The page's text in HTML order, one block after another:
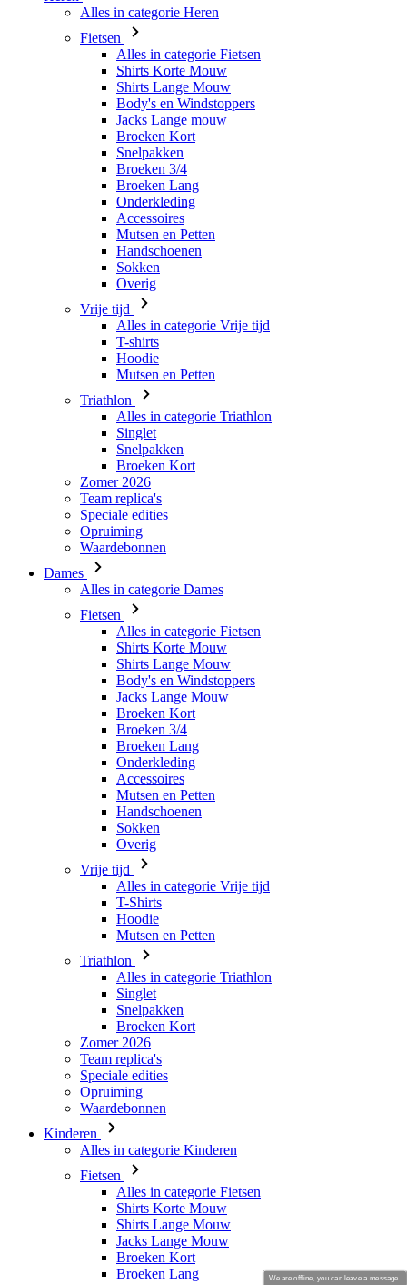
Shirts Lange Mouw
Body's en Windstoppers
Jacks Lange mouw
Broeken Kort
Snelpakken
Broeken 3/4
Broeken Lang
Onderkleding
Accessoires
Mutsen en Petten
Handschoenen
Sokken
Overig
Vrije tijd
Alles in categorie Vrije tijd
T-shirts
Hoodie
Mutsen en Petten
Triathlon
Alles in categorie Triathlon
Singlet
Snelpakken
Broeken Kort
Zomer 2026
Team replica's
Speciale edities
Opruiming
Waardebonnen
Dames
Alles in categorie Dames
Fietsen
Alles in categorie Fietsen
Shirts Lange Mouw
Body's en Windstoppers
Jacks Lange Mouw
Broeken Kort
Broeken 3/4
Broeken Lang
Onderkleding
Accessoires
Mutsen en Petten
Handschoenen
Sokken
Overig
Vrije tijd
Alles in categorie Vrije tijd
T-Shirts
Hoodie
Mutsen en Petten
Triathlon
Alles in categorie Triathlon
Singlet
Snelpakken
Broeken Kort
Zomer 2026
Team replica's
Speciale edities
Opruiming
Waardebonnen
Kinderen
Alles in categorie Kinderen
Fietsen
Alles in categorie Fietsen
Shirts Lange Mouw
Jacks Lange Mouw
Broeken Kort
Broeken Lang
Accessoires
Handschoenen
Zomer 2026
Team replica's
Speciale edities
We are offline, you can leave a message.